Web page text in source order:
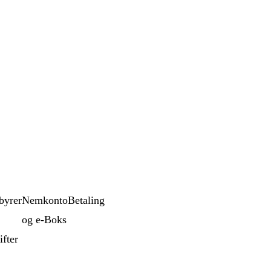
Nemkonto
og e-Boks
Betaling